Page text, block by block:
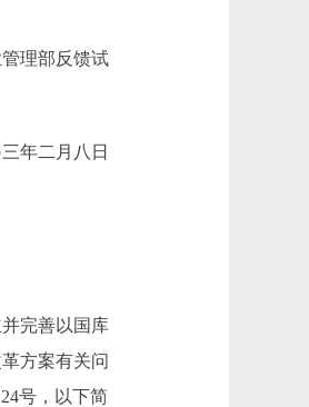
理部反馈试
二月八日
完善以国库
方案有关问
号，以下简